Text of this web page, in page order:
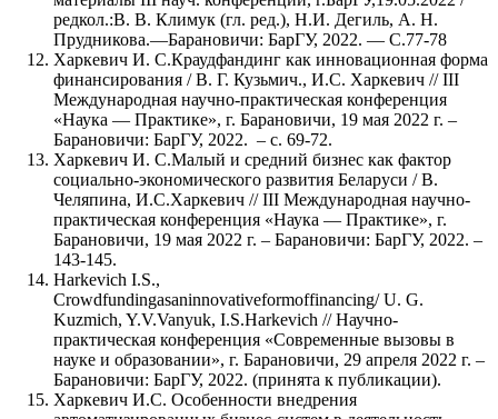
редкол.:В. В. Климук (гл. ред.), Н.И. Дегиль, А. Н.
Прудникова.—Барановичи: БарГУ, 2022. — C.77-78
Харкевич И. С.Краудфандинг как инновационная форма
финансирования / В. Г. Кузьмич., И.С. Харкевич // III
Международная научно-практическая конференция
«Наука — Практике», г. Барановичи, 19 мая 2022 г. –
Барановичи: БарГУ, 2022. – с. 69-72.
Харкевич И. С.Малый и средний бизнес как фактор
социально-экономического развития Беларуси / В.
Челяпина, И.С.Харкевич // III Международная научно-
практическая конференция «Наука — Практике», г.
Барановичи, 19 мая 2022 г. – Барановичи: БарГУ, 2022. –
143-145.
Harkevich I.S.,
Crowdfundingasaninnovativeformoffinancing/ U. G.
Kuzmich, Y.V.Vanyuk, I.S.Harkevich // Научно-
практическая конференция «Современные вызовы в
науке и образовании», г. Барановичи, 29 апреля 2022 г. –
Барановичи: БарГУ, 2022. (принята к публикации).
Харкевич И.С. Особенности внедрения